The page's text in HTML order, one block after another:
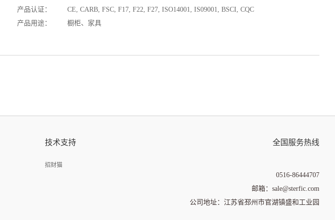
产品认证：
CE, CARB, FSC, F17, F22, F27, ISO14001, IS09001, BSCI, CQC
产品用途：
橱柜、家具
技术支持
招财猫
全国服务热线
0516-86444707
邮箱：sale@sterfic.com
公司地址：江苏省邳州市官湖镇盛和工业园